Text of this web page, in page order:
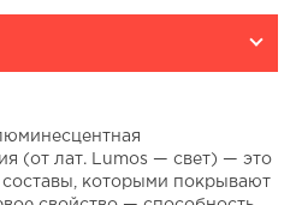
(от лат. Lumos — свет) — это
которыми покрывают